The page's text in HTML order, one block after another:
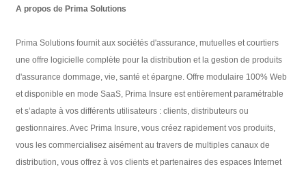
A propos de Prima Solutions
Prima Solutions fournit aux sociétés d'assurance, mutuelles et courtiers
une offre logicielle complète pour la distribution et la gestion de produits
d'assurance dommage, vie, santé et épargne. Offre modulaire 100% Web
et disponible en mode SaaS, Prima Insure est entièrement paramétrable
et s’adapte à vos différents utilisateurs : clients, distributeurs ou
gestionnaires. Avec Prima Insure, vous créez rapidement vos produits,
vous les commercialisez aisément au travers de multiples canaux de
distribution, vous offrez à vos clients et partenaires des espaces Internet